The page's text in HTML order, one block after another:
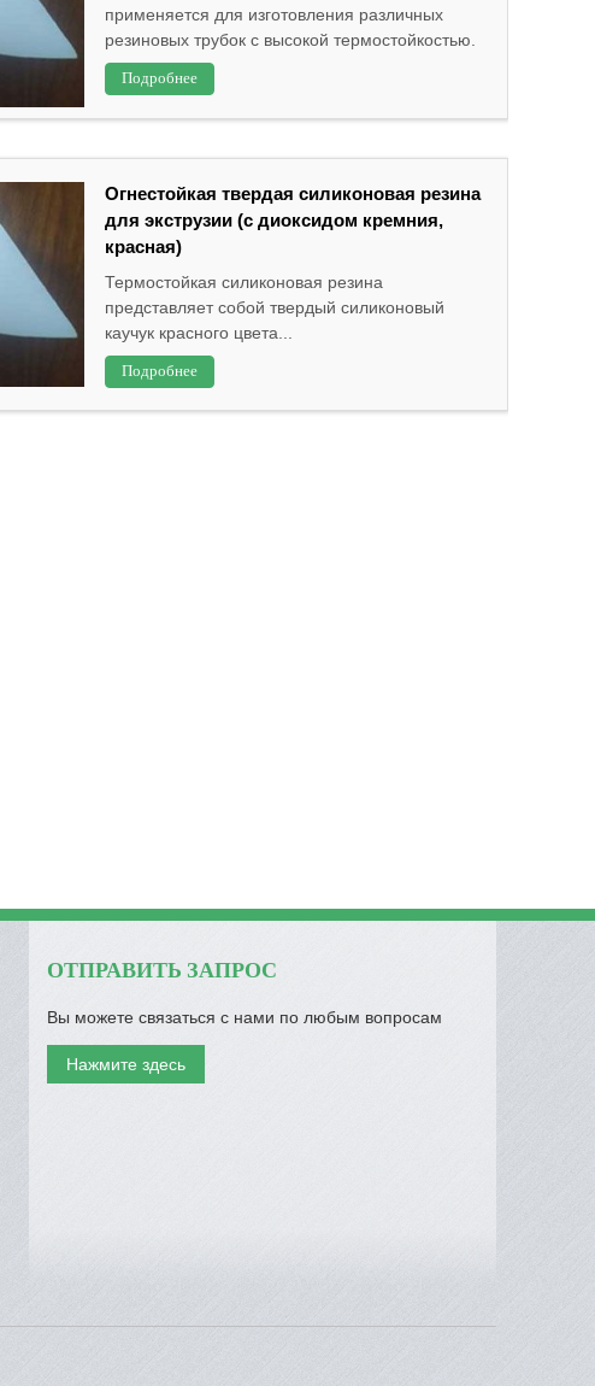
применяется для изготовления различных
резиновых трубок с высокой термостойкостью.
Подробнее
Огнестойкая твердая силиконовая резина
для экструзии (с диоксидом кремния,
красная)
Термостойкая силиконовая резина
представляет собой твердый силиконовый
каучук красного цвета...
Подробнее
ОТПРАВИТЬ ЗАПРОС
Вы можете связаться с нами по любым вопросам
Нажмите здесь